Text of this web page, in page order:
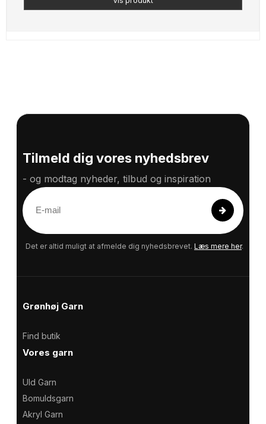
Tilmeld dig vores nyhedsbrev
- og modtag nyheder, tilbud og inspiration
E
m
a
Det er altid muligt at afmelde dig nyhedsbrevet. Læs mere her.
Grønhøj Garn
Find butik
Vores garn
Uld Garn
Bomuldsgarn
Akryl Garn